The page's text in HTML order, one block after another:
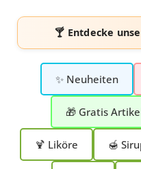
🍸 Entdecke
✨ Neuheiten
🎁 Gratis
🍹 Liköre 🍯